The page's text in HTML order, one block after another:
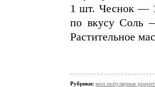
1 шт. Чеснок —
по вкусу Соль
Растительное
Рубрики: мои популярные